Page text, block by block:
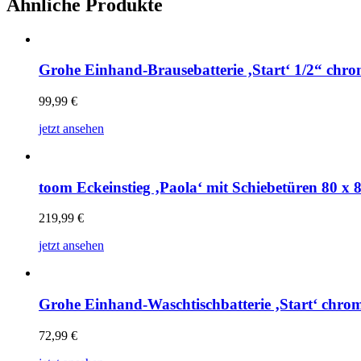
Ähnliche Produkte
Grohe Einhand-Brausebatterie ‚Start‘ 1/2“
99,99 €
jetzt ansehen
toom Eckeinstieg ‚Paola‘ mit Schiebetüren 80 x
219,99 €
jetzt ansehen
Grohe Einhand-Waschtischbatterie ‚Start‘
72,99 €